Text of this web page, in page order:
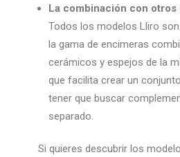
La combinación con otros
Todos los modelos Lliro
la gama de encimeras
cerámicos y espejos de la
que facilita crear un
tener que buscar
separado.
Si quieres descubrir los